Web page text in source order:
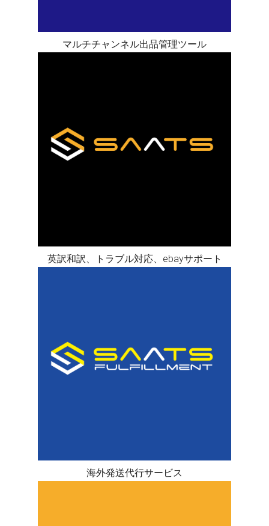
マルチチャンネル出品管理ツール
英訳和訳、トラブル対応、ebayサポート
海外発送代行サービス